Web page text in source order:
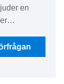
en
de är
och